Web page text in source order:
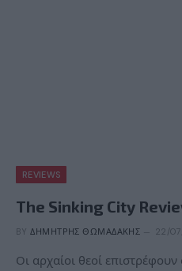
REVIEWS
The Sinking City
BY ΔΗΜΉΤΡΗΣ ΘΩΜΑΔΆΚΗΣ 22/
Οι αρχαίοι θεοί